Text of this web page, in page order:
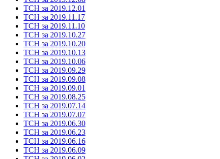
ТСН за 2019.12.01
ТСН за 2019.11.17
ТСН за 2019.11.10
ТСН за 2019.10.27
ТСН за 2019.10.20
ТСН за 2019.10.13
ТСН за 2019.10.06
ТСН за 2019.09.29
ТСН за 2019.09.08
ТСН за 2019.09.01
ТСН за 2019.08.25
ТСН за 2019.07.14
ТСН за 2019.07.07
ТСН за 2019.06.30
ТСН за 2019.06.23
ТСН за 2019.06.16
ТСН за 2019.06.09